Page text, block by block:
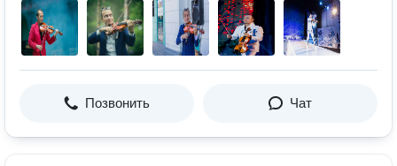
Позвонить Чат